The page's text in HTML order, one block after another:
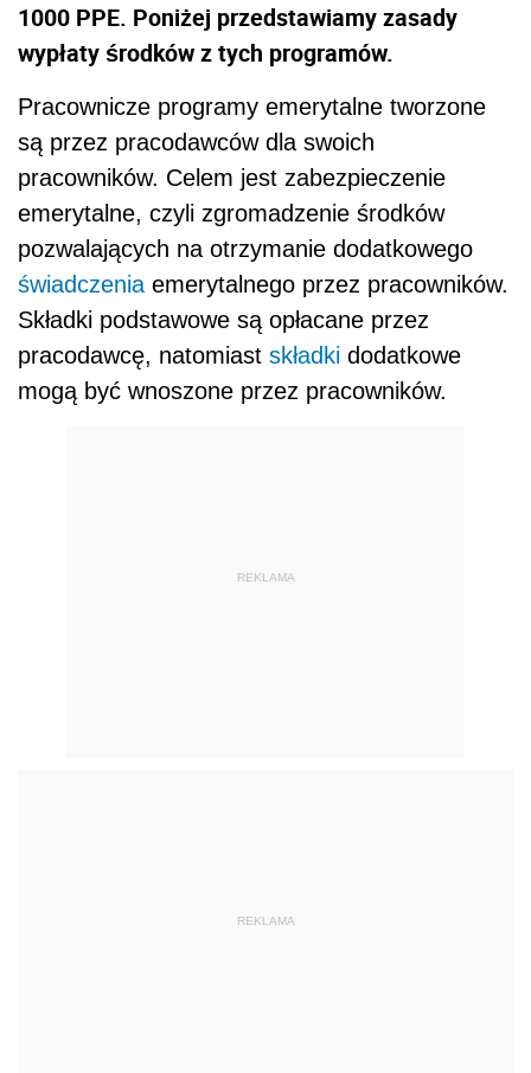
1000 PPE. Poniżej przedstawiamy zasady
wypłaty środków z tych programów.
Pracownicze programy emerytalne tworzone
są przez pracodawców dla swoich
pracowników. Celem jest zabezpieczenie
emerytalne, czyli zgromadzenie środków
pozwalających na otrzymanie dodatkowego
świadczenia emerytalnego przez pracowników.
Składki podstawowe są opłacane przez
pracodawcę, natomiast składki dodatkowe
mogą być wnoszone przez pracowników.
REKLAMA
REKLAMA